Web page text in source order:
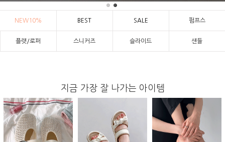
NEW10% BEST SALE 펌프스
플랫/로퍼 스니커즈 슬라이드 샌들
지금 가장 잘 나가는 아이템